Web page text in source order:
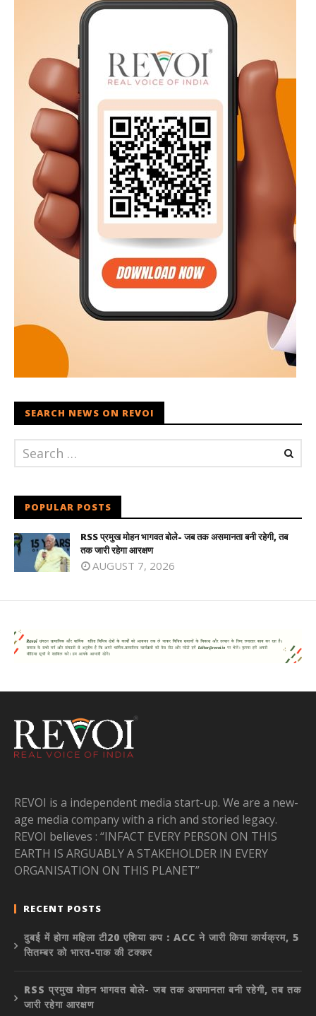
SEARCH NEWS ON REVOI
POPULAR POSTS
RSS प्रमुख मोहन भागवत बोले- जब तक असमानता बनी रहेगी, तब
तक जारी रहेगा आरक्षण
AUGUST 7, 2026
REVOI is a independent media start-up. We are a new-
age media company with a rich and storied legacy.
REVOI believes : “INFACT EVERY PERSON ON THIS
EARTH IS ARGUABLY A STAKEHOLDER IN EVERY
ORGANISATION ON THIS PLANET”
RECENT POSTS
दुबई में होगा महिला टी20 एशिया कप : ACC ने जारी किया कार्यक्रम, 5
सितम्बर को भारत-पाक की टक्कर
RSS प्रमुख मोहन भागवत बोले- जब तक असमानता बनी रहेगी, तब तक
जारी रहेगा आरक्षण